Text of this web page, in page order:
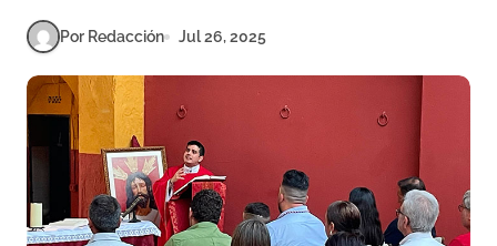
Por Redacción Jul 26, 2025